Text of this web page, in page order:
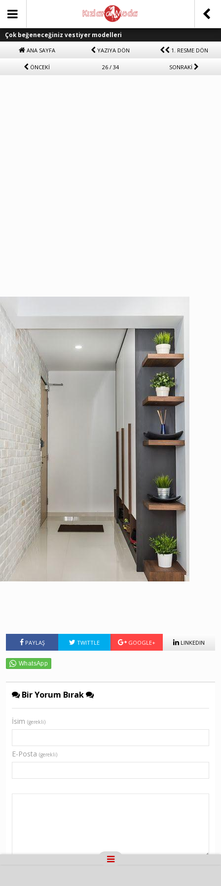
Çok beğeneceğiniz vestiyer modelleri
ANA SAYFA YAZIYA DÖN 1. RESME DÖN
ÖNCEKİ 26 / 34 SONRAKİ
PAYLAŞ TWITTLE GOOGLE+ LINKEDIN
Bir Yorum Bırak
İsim (gerekli)
E-Posta (gerekli)